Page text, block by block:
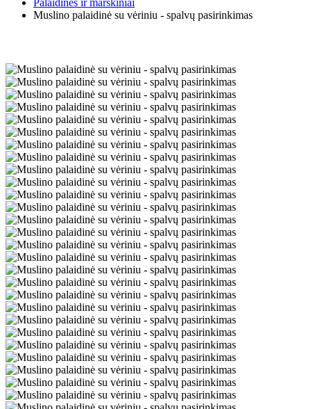
Palaidinės ir marškiniai
Muslino palaidinė su vėriniu - spalvų pasirinkimas